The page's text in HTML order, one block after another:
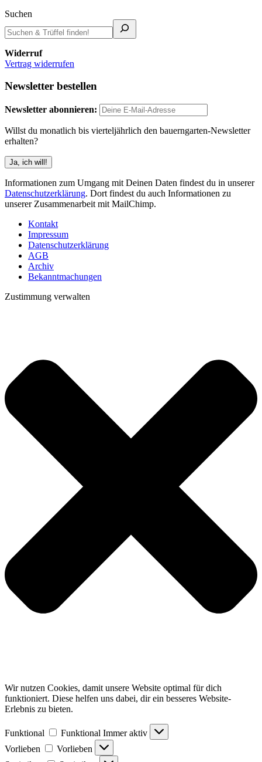
Suchen
Widerruf
Vertrag widerrufen
Newsletter bestellen
Newsletter abonnieren:
Willst du monatlich bis vierteljährlich den bauerngarten-Newsletter
erhalten?
Informationen zum Umgang mit Deinen Daten findest du in unserer
Datenschutzerklärung. Dort findest du auch Informationen zu
unserer Zusammenarbeit mit MailChimp.
Kontakt
Impressum
Datenschutzerklärung
AGB
Archiv
Bekanntmachungen
Zustimmung verwalten
Wir nutzen Cookies, damit unsere Website optimal für dich
funktioniert. Diese helfen uns dabei, dir ein besseres Website-
Erlebnis zu bieten.
Funktional Funktional Immer aktiv
Vorlieben
Vorlieben